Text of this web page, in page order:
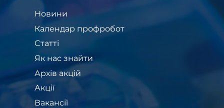
Новини
Календар профробот
Cтатті
Як нас знайти
Архів акцій
Акції
Вакансії